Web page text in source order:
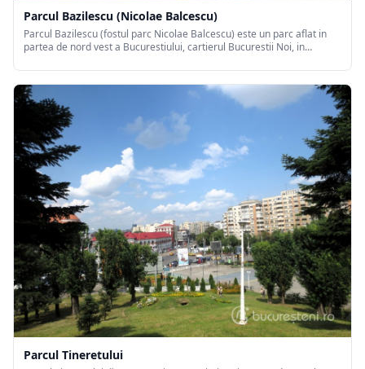
Parcul Bazilescu (Nicolae Balcescu)
Parcul Bazilescu (fostul parc Nicolae Balcescu) este un parc aflat in
partea de nord vest a Bucurestiului, cartierul Bucurestii Noi, in
(1954), parcul se intindea pe o suprafata de 120 de ha. Terenul pe
care a fost construit parcul a fost donat de juristul Bazilescu statului
roman.
Parcul Tineretului